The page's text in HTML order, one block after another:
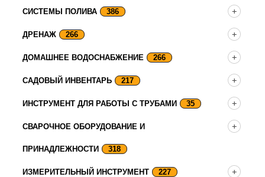
СИСТЕМЫ ПОЛИВА 386
ДРЕНАЖ 266
ДОМАШНЕЕ ВОДОСНАБЖЕНИЕ 266
САДОВЫЙ ИНВЕНТАРЬ 217
ИНСТРУМЕНТ ДЛЯ РАБОТЫ С ТРУБАМИ 35
СВАРОЧНОЕ ОБОРУДОВАНИЕ И
ПРИНАДЛЕЖНОСТИ 318
ИЗМЕРИТЕЛЬНЫЙ ИНСТРУМЕНТ 227